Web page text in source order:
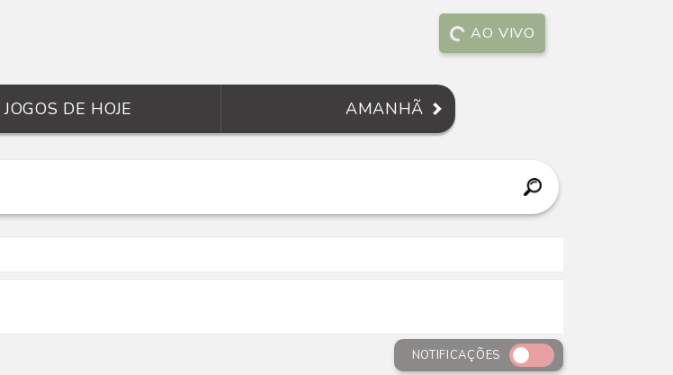
AO VIVO
JOGOS DE HOJE AMANHÃ
NOTIFICAÇÕES